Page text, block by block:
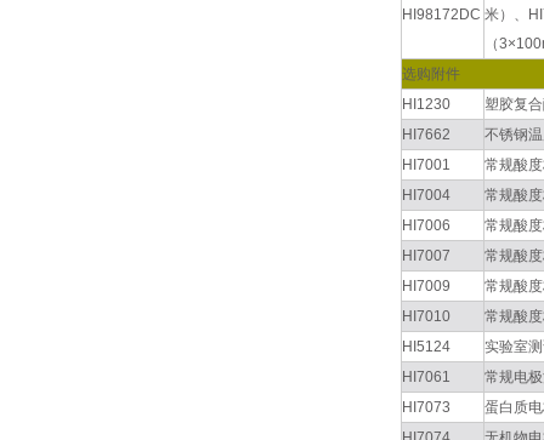
HI98172DC 米）、
（
选购附件
HI1230
塑胶复
HI7662
不锈钢
HI7001
常规酸
HI7004
常规酸
HI7006
常规酸
HI7007
常规酸
HI7009
常规酸
HI7010
常规酸
HI5124
实验室
HI7061
常规电
HI7073
蛋白质